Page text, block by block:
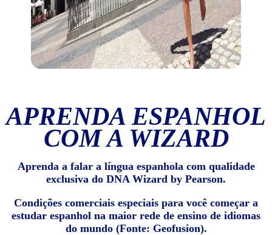
APRENDA ESPANHOL
COM A WIZARD
Aprenda a falar a língua espanhola com qualidade
exclusiva do DNA Wizard by Pearson.
Condições comerciais especiais para você começar a
estudar espanhol na maior rede de ensino de idiomas
do mundo (Fonte: Geofusion).